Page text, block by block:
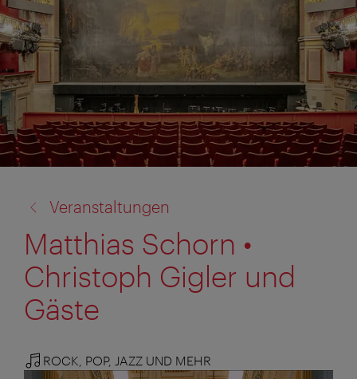
zu:
Veranstaltungen
Matthias Schorn •
Christoph Gigler und
Gäste
ROCK, POP, JAZZ UND MEHR